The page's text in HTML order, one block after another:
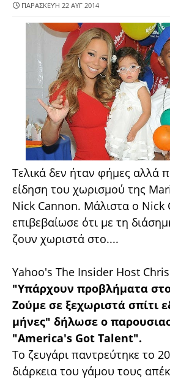
ΠΑΡΑΣΚΕΥΉ 22 ΑΥΓ 2014
Τελικά δεν ήταν φήμες αλλά
είδηση του χωρισμού της
Nick Cannon. Μάλιστα ο Nick
επιβεβαίωσε ότι με τη
ζουν χωριστά στο....
Yahoo's The Insider Host
"Υπάρχουν προβλήματα
Ζούμε σε ξεχωριστά σπίτι
μήνες" δήλωσε ο
"America's Got Talent".
Το ζευγάρι παντρεύτηκε το
διάρκεια του γάμου τους